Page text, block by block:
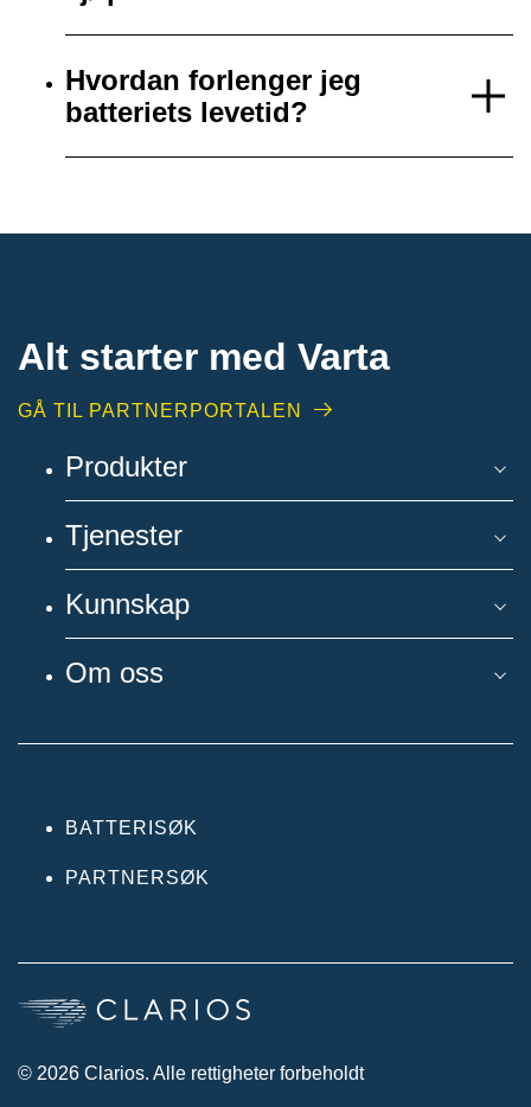
Hvordan forlenger jeg
batteriets levetid?
Alt starter med Varta
GÅ TIL PARTNERPORTALEN
Produkter
Tjenester
Kunnskap
Om oss
BATTERISØK
PARTNERSØK
© 2026 Clarios. Alle rettigheter forbeholdt